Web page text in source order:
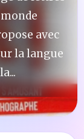
avec
la langue